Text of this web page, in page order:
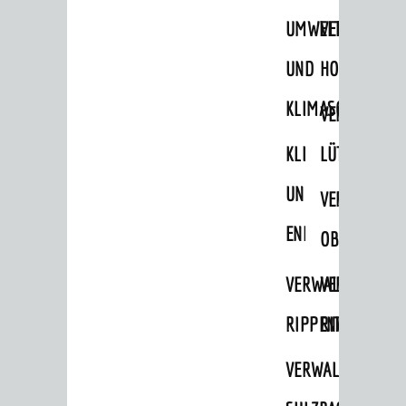
UMWELT-
UND
KLIMASCHUTZ
KLIMASCHUTZ
UND
RIPPENWEIER